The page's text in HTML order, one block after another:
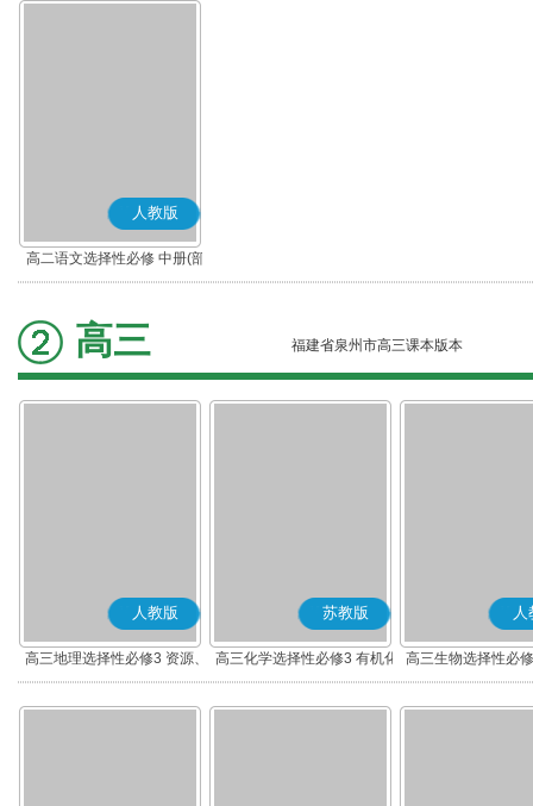
人教版
高二语文选择性必修 中册(部
编版)
高三 福建省泉州市高三课本版本
人教版
高三地理选择性必修3 资源、
环境与国家安全
苏教版
高三化学选择性必修3 有机化
学基础
人
高三生物选择性必
术与工程